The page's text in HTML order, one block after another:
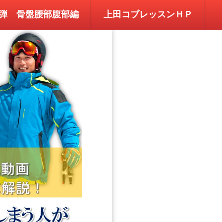
骨盤腰部腹部編 上田コブレッスンＨＰ